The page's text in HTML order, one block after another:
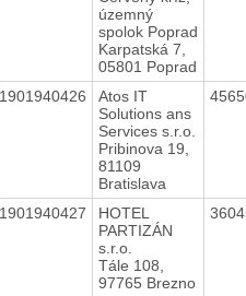
územný
spolok Poprad
Karpatská 7,
05801 Poprad
1901940426
Atos IT
Solutions ans
Services s.r.o.
Pribinova 19,
81109
Bratislava
1901940427
HOTEL
PARTIZÁN
s.r.o.
Tále 108,
97765 Brezno